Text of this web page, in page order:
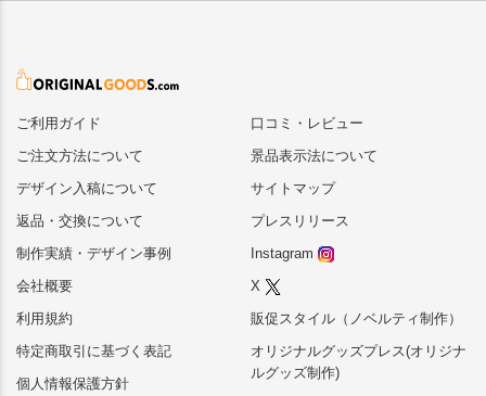
ご利用ガイド
ご注文方法について
デザイン入稿について
返品・交換について
制作実績・デザイン事例
会社概要
利用規約
特定商取引に基づく表記
個人情報保護方針
口コミ・レビュー
景品表示法について
サイトマップ
プレスリリース
Instagram
X
販促スタイル（ノベルティ制作）
オリジナルグッズプレス(オリジナ
ルグッズ制作)